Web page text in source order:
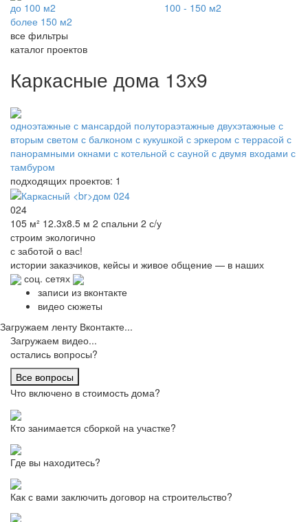
до 100 м2
100 - 150 м2
более 150 м2
все фильтры
каталог проектов
Каркасные дома 13х9
одноэтажные с мансардой полутораэтажные двухэтажные с
вторым светом с балконом с кукушкой с эркером с террасой с
панорамными окнами с котельной с сауной с двумя входами с
тамбуром
подходящих проектов: 1
024
105 м² 12.3x8.5 м 2 спальни 2 с/у
строим экологично
с заботой о вас!
истории заказчиков, кейсы и живое общение — в наших
соц. сетях
записи из вконтакте
видео сюжеты
Загружаем ленту Вконтакте...
Загружаем видео...
остались вопросы?
Все вопросы
Что включено в стоимость дома?
Кто занимается сборкой на участке?
Где вы находитесь?
Как с вами заключить договор на строительство?